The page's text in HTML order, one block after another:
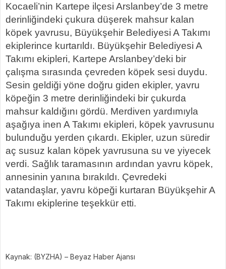
Kocaeli’nin Kartepe ilçesi Arslanbey’de 3 metre
derinliğindeki çukura düşerek mahsur kalan
köpek yavrusu, Büyükşehir Belediyesi A Takımı
ekiplerince kurtarıldı. Büyükşehir Belediyesi A
Takımı ekipleri, Kartepe Arslanbey’deki bir
çalışma sırasında çevreden köpek sesi duydu.
Sesin geldiği yöne doğru giden ekipler, yavru
köpeğin 3 metre derinliğindeki bir çukurda
mahsur kaldığını gördü. Merdiven yardımıyla
aşağıya inen A Takımı ekipleri, köpek yavrusunu
bulunduğu yerden çıkardı. Ekipler, uzun süredir
aç susuz kalan köpek yavrusuna su ve yiyecek
verdi. Sağlık taramasının ardından yavru köpek,
annesinin yanına bırakıldı. Çevredeki
vatandaşlar, yavru köpeği kurtaran Büyükşehir A
Takımı ekiplerine teşekkür etti.
Kaynak: (BYZHA) – Beyaz Haber Ajansı